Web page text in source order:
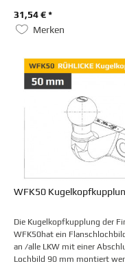
31,54 € *
Merken
WFK50
Die Kugelkopfkupplung der
WFK50hat ein
an /alle LKW mit einer
Lochbild 90 mm montiert